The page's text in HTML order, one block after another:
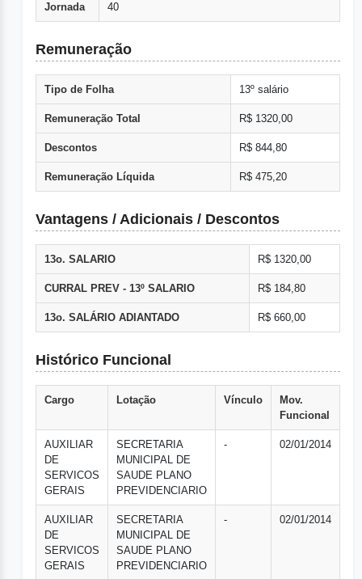
Jornada 40
Remuneração
Tipo de Folha 13º salário
Remuneração Total R$ 1320,00
Descontos R$ 844,80
Remuneração Líquida R$ 475,20
Vantagens / Adicionais / Descontos
13o. SALARIO R$ 1320,00
CURRAL PREV - 13º SALARIO R$ 184,80
13o. SALÁRIO ADIANTADO R$ 660,00
Histórico Funcional
Cargo Lotação Vínculo
Mov.
Funcional
AUXILIAR
DE
SERVICOS
GERAIS
SECRETARIA
MUNICIPAL DE
SAUDE PLANO
PREVIDENCIARIO
- 02/01/2014
AUXILIAR
DE
SERVICOS
GERAIS
SECRETARIA
MUNICIPAL DE
SAUDE PLANO
PREVIDENCIARIO
- 02/01/2014